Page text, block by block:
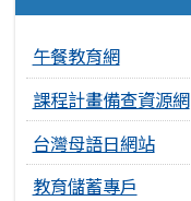
午餐教育網
課程計畫備查資源網
台灣母語日網站
教育儲蓄專戶